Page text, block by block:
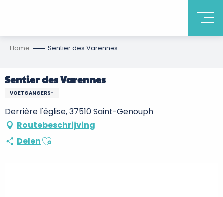
Home Sentier des Varennes
Sentier des Varennes
VOETGANGERS-
Derrière l'église, 37510 Saint-Genouph
Routebeschrijving
DelenAjouter aux favoris